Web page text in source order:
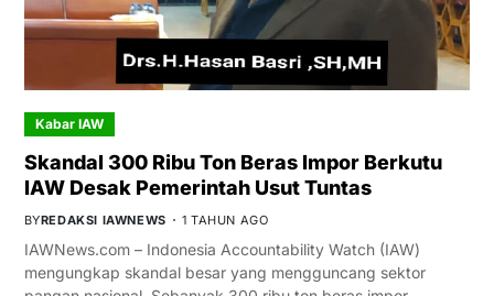
Kabar IAW
Skandal 300 Ribu Ton Beras Impor Berkutu
IAW Desak Pemerintah Usut Tuntas
BYREDAKSI IAWNEWS 1 TAHUN AGO
IAWNews.com – Indonesia Accountability Watch (IAW)
mengungkap skandal besar yang mengguncang sektor